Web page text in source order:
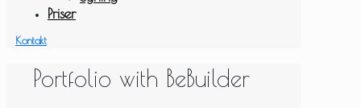
Priser
Kontakt
Portfolio with BeBuilder